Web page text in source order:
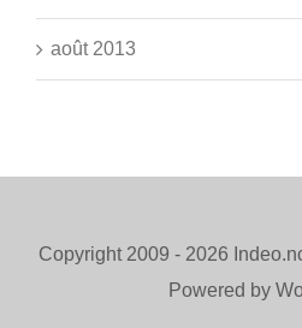
août 2013
Copyright 2009 - 2026
Powered by